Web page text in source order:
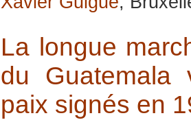
La longue
du Guatemala
paix signés en